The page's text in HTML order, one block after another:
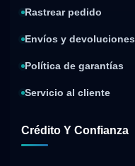
Rastrear pedido
Envíos y devoluciones
Política de garantías
Servicio al cliente
Crédito Y Confianza